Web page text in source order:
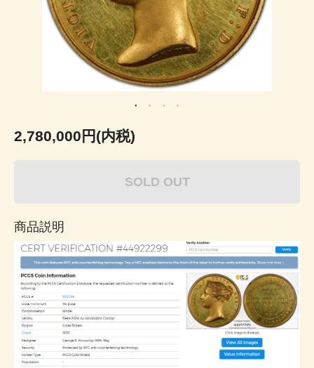
2,780,000円(内税)
SOLD OUT
商品説明